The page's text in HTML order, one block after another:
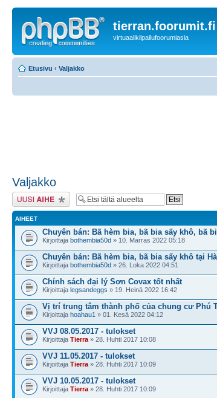
tierran.foorumit.fi
virtuaalikilpailufoorumiasia
Etusivu ‹ Valjakko
Valjakko
Lähetä uusi viesti
AIHEET
Chuyên bán: Bã hèm bia, bã bia sấy khô, bã
Kirjoittaja bothembia50d » 10. Marras 2022 05:18
Chuyên bán: Bã hèm bia, bã bia sấy khô tại
Kirjoittaja bothembia50d » 26. Loka 2022 04:51
Chính sách đại lý Sơn Covax tốt nhất
Kirjoittaja legsandeggs » 19. Heinä 2022 16:42
Vị trí trung tâm thành phố của chung cư Phú
Kirjoittaja hoahau1 » 01. Kesä 2022 04:12
VVJ 08.05.2017 - tulokset
Kirjoittaja Tierra » 28. Huhti 2017 10:08
VVJ 11.05.2017 - tulokset
Kirjoittaja Tierra » 28. Huhti 2017 10:09
VVJ 10.05.2017 - tulokset
Kirjoittaja Tierra » 28. Huhti 2017 10:09